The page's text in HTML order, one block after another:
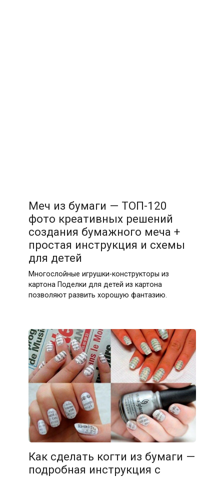
Меч из бумаги — ТОП-120
фото креативных решений
создания бумажного меча +
простая инструкция и схемы
для детей
Многослойные игрушки-конструкторы из
картона Поделки для детей из картона
позволяют развить хорошую фантазию.
Как сделать когти из бумаги —
подробная инструкция с